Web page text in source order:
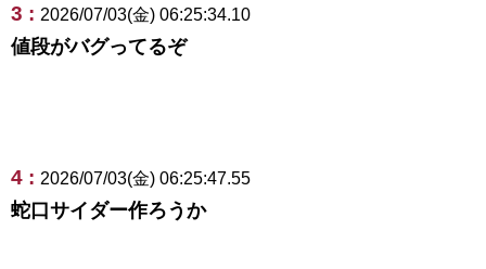
3 : 2026/07/03(金) 06:25:34.10
値段がバグってるぞ
4 : 2026/07/03(金) 06:25:47.55
蛇口サイダー作ろうか